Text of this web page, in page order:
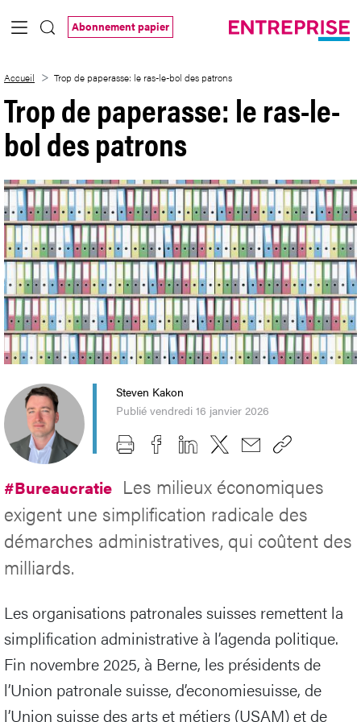
Saut au contenu principal
Abonnement papier
Accueil Trop de paperasse: le ras-le-bol des patrons
Trop de paperasse: le ras-le-
bol des patrons
Steven Kakon
Publié vendredi 16 janvier 2026
#Bureaucratie Les milieux économiques
exigent une simplification radicale des
démarches administratives, qui coûtent des
milliards.
Les organisations patronales suisses remettent la
simplification administrative à l’agenda politique.
Fin novembre 2025, à Berne, les présidents de
l’Union patronale suisse, d’economiesuisse, de
l’Union suisse des arts et métiers (USAM) et de